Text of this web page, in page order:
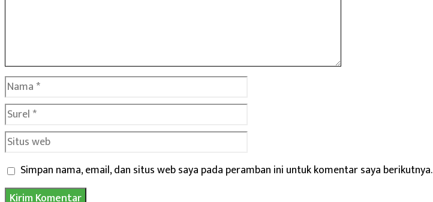
Nama
Surel
Situs
web
Simpan nama, email, dan situs web saya pada peramban ini untuk komentar saya berikutnya.